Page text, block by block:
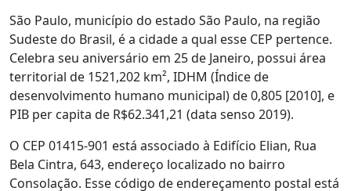
São Paulo, município do estado São Paulo, na região
Sudeste do Brasil, é a cidade a qual esse CEP pertence.
Celebra seu aniversário em 25 de Janeiro, possui área
territorial de 1521,202 km², IDHM (Índice de
desenvolvimento humano municipal) de 0,805 [2010], e
PIB per capita de R$62.341,21 (data senso 2019).
O CEP 01415-901 está associado à Edifício Elian, Rua
Bela Cintra, 643, endereço localizado no bairro
Consolação. Esse código de endereçamento postal está